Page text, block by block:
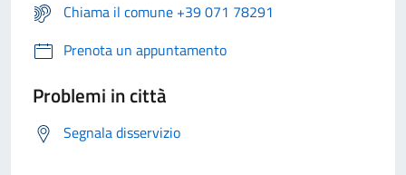
Chiama il comune +39 071 78291
Prenota un appuntamento
Problemi in città
Segnala disservizio